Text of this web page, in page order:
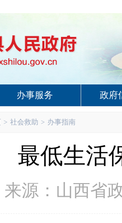
办事服务 政府
> 社会救助 > 办事指南
最低生活
来源：山西省